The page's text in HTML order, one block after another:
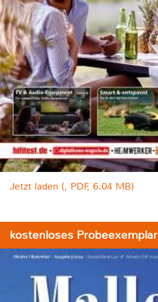
Jetzt laden (, PDF, 6.04 MB)
kostenloses Probeexemplar